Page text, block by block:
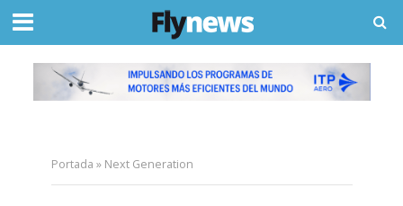
Portada » Next Generation